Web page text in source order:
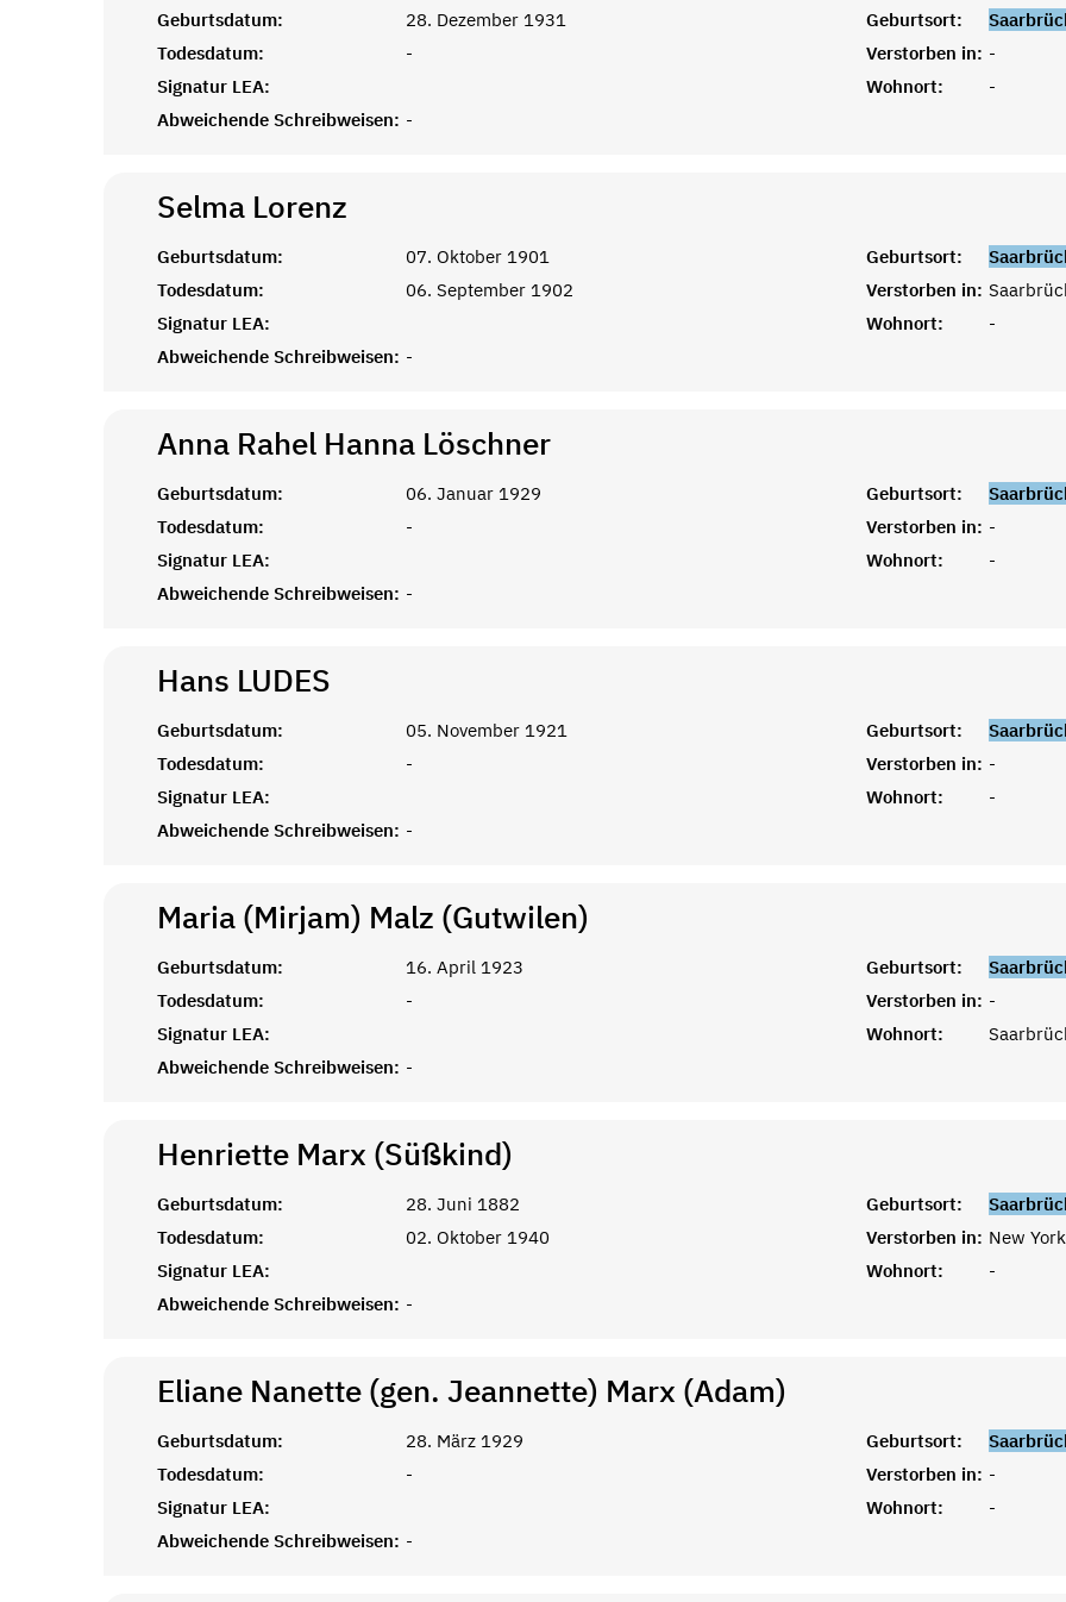
Geburtsdatum: 28. Dezember 1931 Geburtsort:
Todesdatum:
- Verstorben in: -
Signatur LEA:
Wohnort:
-
Abweichende Schreibweisen: -
Selma Lorenz
Geburtsdatum: 07. Oktober 1901 Geburtsort:
Todesdatum:
06. September 1902 Verstorben in:
Signatur LEA:
Wohnort:
-
Abweichende Schreibweisen: -
Anna Rahel Hanna Löschner
Geburtsdatum: 06. Januar 1929 Geburtsort:
Todesdatum:
- Verstorben in: -
Signatur LEA:
Wohnort:
-
Abweichende Schreibweisen: -
Hans LUDES
Geburtsdatum: 05. November 1921 Geburtsort:
Todesdatum:
- Verstorben in: -
Signatur LEA:
Wohnort:
-
Abweichende Schreibweisen: -
Maria (Mirjam) Malz (Gutwilen)
Geburtsdatum: 16. April 1923 Geburtsort:
Todesdatum:
- Verstorben in: -
Signatur LEA:
Wohnort:
Abweichende Schreibweisen: -
Henriette Marx (Süßkind)
Geburtsdatum: 28. Juni 1882 Geburtsort:
Todesdatum:
02. Oktober 1940 Verstorben in: New
Signatur LEA:
Wohnort:
-
Abweichende Schreibweisen: -
Eliane Nanette (gen. Jeannette) Marx (Adam)
Geburtsdatum: 28. März 1929 Geburtsort:
Todesdatum:
- Verstorben in: -
Signatur LEA:
Wohnort:
-
Abweichende Schreibweisen: -